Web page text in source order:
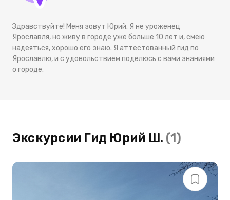
Здравствуйте! Меня зовут Юрий. Я не уроженец
Ярославля, но живу в городе уже больше 10 лет и, смею
надеяться, хорошо его знаю. Я аттестованный гид по
Ярославлю, и с удовольствием поделюсь с вами знаниями
о городе.
Экскурсии Гид Юрий Ш. (1)